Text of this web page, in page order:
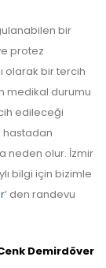
bir
protez
olarak bir tercih
medikal durumu
edileceği
hastadan
neden olur. İzmir
bilgi için bizimle
’ den randevu
Demirdöver